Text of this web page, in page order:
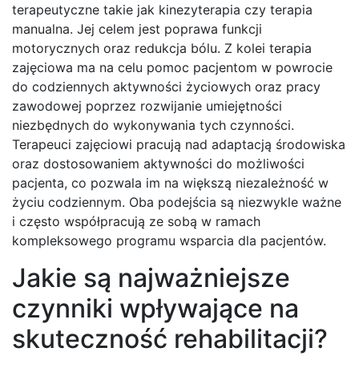
terapeutyczne takie jak kinezyterapia czy terapia
manualna. Jej celem jest poprawa funkcji
motorycznych oraz redukcja bólu. Z kolei terapia
zajęciowa ma na celu pomoc pacjentom w powrocie
do codziennych aktywności życiowych oraz pracy
zawodowej poprzez rozwijanie umiejętności
niezbędnych do wykonywania tych czynności.
Terapeuci zajęciowi pracują nad adaptacją środowiska
oraz dostosowaniem aktywności do możliwości
pacjenta, co pozwala im na większą niezależność w
życiu codziennym. Oba podejścia są niezwykle ważne
i często współpracują ze sobą w ramach
kompleksowego programu wsparcia dla pacjentów.
Jakie są najważniejsze
czynniki wpływające na
skuteczność rehabilitacji?